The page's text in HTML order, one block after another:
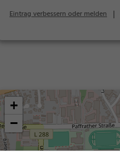
Eintrag verbessern oder melden |
+
−